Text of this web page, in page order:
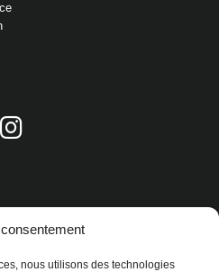
nous utilisons des technologies